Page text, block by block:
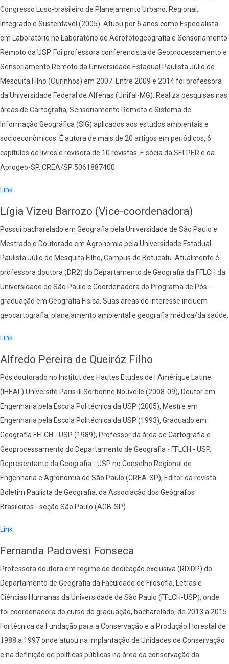
Congresso Luso-brasileiro de Planejamento Urbano, Regional,
Integrado e Sustentável (2005). Atuou por 6 anos como Especialista
em Laboratório no Laboratório de Aerofotogeografia e Sensoriamento
Remoto da USP. Foi professora conferencista de Geoprocessamento e
Sensoriamento Remoto da Universidade Estadual Paulista Júlio de
Mesquita Filho (Ourinhos) em 2007. Entre 2009 e 2014 foi professora
da Universidade Federal de Alfenas (Unifal-MG). Realiza pesquisas nas
áreas de Cartografia, Sensoriamento Remoto e Sistema de
Informação Geográfica (SIG) aplicados aos estudos ambientais e
socioeconômicos. É autora de mais de 20 artigos em periódicos, 6
capítulos de livros e revisora de 10 revistas. É sócia da SELPER e da
Aprogeo-SP. CREA/SP 5061887400.
Link
Lígia Vizeu Barrozo (Vice-coordenadora)
Possui bacharelado em Geografia pela Universidade de São Paulo e
Mestrado e Doutorado em Agronomia pela Universidade Estadual
Paulista Júlio de Mesquita Filho, Campus de Botucatu. Atualmente é
professora doutora (DR2) do Departamento de Geografia da FFLCH da
Universidade de São Paulo e Coordenadora do Programa de Pós-
graduação em Geografia Física. Suas áreas de interesse incluem
geocartografia, planejamento ambiental e geografia médica/da saúde.
Link
Alfredo Pereira de Queiróz Filho
Pós doutorado no Institut des Hautes Etudes de l Amérique Latine
(IHEAL) Université Paris III Sorbonne Nouvelle (2008-09), Doutor em
Engenharia pela Escola Politécnica da USP (2005), Mestre em
Engenharia pela Escola Politécnica da USP (1993), Graduado em
Geografia FFLCH - USP (1989), Professor da área de Cartografia e
Geoprocessamento do Departamento de Geografia - FFLCH - USP,
Representante da Geografia - USP no Conselho Regional de
Engenharia e Agronomia de São Paulo (CREA-SP), Editor da revista
Boletim Paulista de Geografia, da Associação dos Geógrafos
Brasileiros - seção São Paulo (AGB-SP).
Link
Fernanda Padovesi Fonseca
Professora doutora em regime de dedicação exclusiva (RDIDP) do
Departamento de Geografia da Faculdade de Filosofia, Letras e
Ciências Humanas da Universidade de São Paulo (FFLCH-USP), onde
foi coordenadora do curso de graduação, bacharelado, de 2013 a 2015.
Foi técnica da Fundação para a Conservação e a Produção Florestal de
1988 a 1997 onde atuou na implantação de Unidades de Conservação
e na definição de políticas públicas na área da conservação da